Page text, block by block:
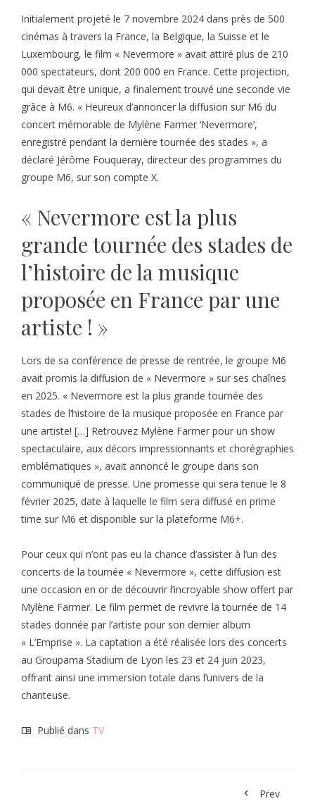
Initialement projeté le 7 novembre 2024 dans près de 500
cinémas à travers la France, la Belgique, la Suisse et le
Luxembourg, le film « Nevermore » avait attiré plus de 210
000 spectateurs, dont 200 000 en France. Cette projection,
qui devait être unique, a finalement trouvé une seconde vie
grâce à M6. « Heureux d’annoncer la diffusion sur M6 du
concert mémorable de Mylène Farmer ‘Nevermore’,
enregistré pendant la dernière tournée des stades », a
déclaré Jérôme Fouqueray, directeur des programmes du
groupe M6, sur son compte X.
« Nevermore est la plus
grande tournée des stades de
l’histoire de la musique
proposée en France par une
artiste ! »
Lors de sa conférence de presse de rentrée, le groupe M6
avait promis la diffusion de « Nevermore » sur ses chaînes
en 2025. « Nevermore est la plus grande tournée des
stades de l’histoire de la musique proposée en France par
une artiste! […] Retrouvez Mylène Farmer pour un show
spectaculaire, aux décors impressionnants et chorégraphies
emblématiques », avait annoncé le groupe dans son
communiqué de presse. Une promesse qui sera tenue le 8
février 2025, date à laquelle le film sera diffusé en prime
time sur M6 et disponible sur la plateforme M6+.
Pour ceux qui n’ont pas eu la chance d’assister à l’un des
concerts de la tournée « Nevermore », cette diffusion est
une occasion en or de découvrir l’incroyable show offert par
Mylène Farmer. Le film permet de revivre la tournée de 14
stades donnée par l’artiste pour son dernier album
« L’Emprise ». La captation a été réalisée lors des concerts
au Groupama Stadium de Lyon les 23 et 24 juin 2023,
offrant ainsi une immersion totale dans l’univers de la
chanteuse.
Publié dans TV
Prev